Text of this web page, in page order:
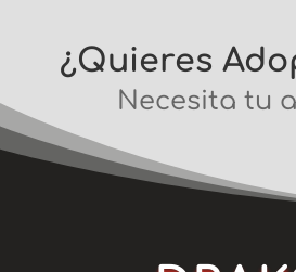
¿Quieres
Necesita tu